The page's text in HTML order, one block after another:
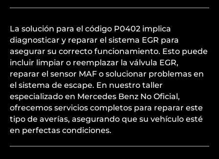
La solución para el código P0402 implica
diagnosticar y reparar el sistema EGR para
asegurar su correcto funcionamiento. Esto puede
incluir limpiar o reemplazar la válvula EGR,
reparar el sensor MAF o solucionar problemas en
el sistema de escape. En nuestro taller
especializado en Mercedes Benz No Oficial,
ofrecemos servicios completos para reparar este
tipo de averías, asegurando que su vehículo esté
en perfectas condiciones.